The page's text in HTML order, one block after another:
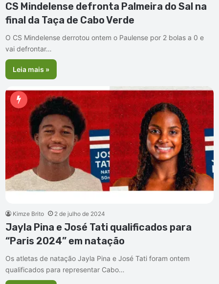
CS Mindelense defronta Palmeira do Sal na
final da Taça de Cabo Verde
O CS Mindelense derrotou ontem o Paulense por 2 bolas a 0 e
vai defrontar…
Leia mais »
Kimze Brito 2 de julho de 2024
Jayla Pina e José Tati qualificados para
“Paris 2024” em natação
Os atletas de natação Jayla Pina e José Tati foram ontem
qualificados para representar Cabo…